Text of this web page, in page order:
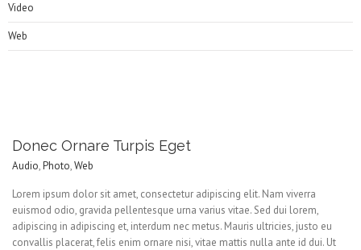
Video
Web
Donec Ornare Turpis Eget
Audio,Photo,Web
Lorem ipsum dolor sit amet, consectetur adipiscing elit. Nam viverra
euismod odio, gravida pellentesque urna varius vitae. Sed dui lorem,
adipiscing in adipiscing et, interdum nec metus. Mauris ultricies, justo eu
convallis placerat, felis enim ornare nisi, vitae mattis nulla ante id dui. Ut